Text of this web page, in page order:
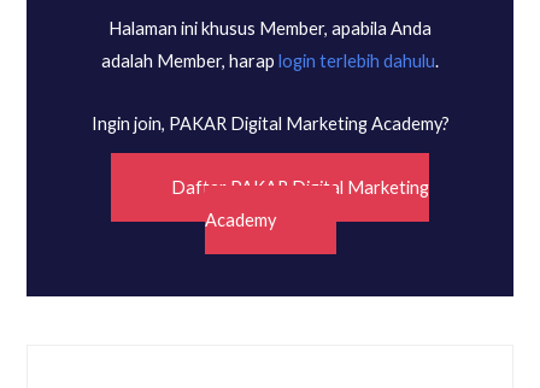
Halaman ini khusus Member, apabila Anda
adalah Member, harap login terlebih dahulu.
Ingin join, PAKAR Digital Marketing Academy?
Daftar PAKAR Digital Marketing
Academy